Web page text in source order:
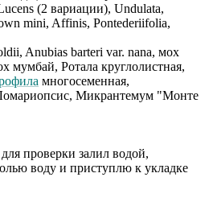
(2 вариации), Undulata,
mini, Affinis, Pontederiifolia,
Anubias barteri var. nana, мох
мумбай, Ротала круглолистная,
многосеменная,
Микрантемум "Монте
проверки залил водой,
воду и приступлю к укладке